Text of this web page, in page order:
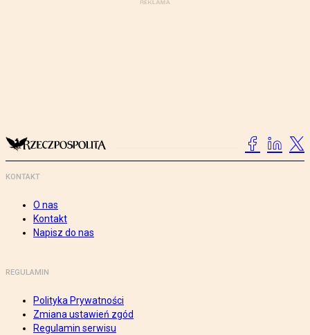
KONTAKT
O nas
Kontakt
Napisz do nas
REGULAMIN
Polityka Prywatności
Zmiana ustawień zgód
Regulamin serwisu